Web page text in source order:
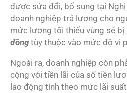
được sửa đổi, bổ sung tại
doanh nghiệp trả lương cho
mức lương tối thiểu vùng sẽ bị
đồng tùy thuộc vào mức độ vi
Ngoài ra, doanh nghiệp còn
cộng với tiền lãi của số tiền
lao động tính theo mức lãi